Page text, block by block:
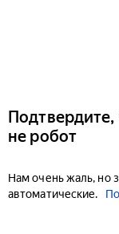
Подтвердите,
не робот
Нам очень жаль, но
автоматические.